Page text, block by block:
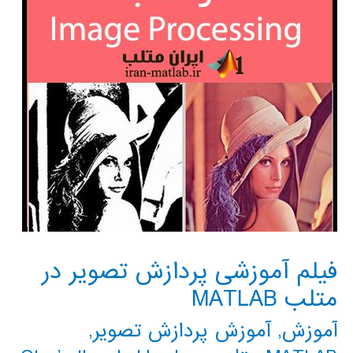
فیلم آموزشی پردازش تصویر در
متلب MATLAB
آموزش,آموزش پردازش تصویر,